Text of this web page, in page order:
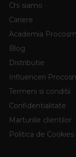
Chi siamo
Cariere
Academia
Blog
Distributie
Influenceri
Termeni si conditii
Confidentialitate
Marturiile clientilor
Politica de Cookies